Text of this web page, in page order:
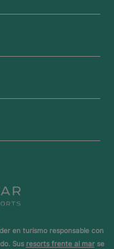
en turismo responsable con
Sus resorts frente al marse